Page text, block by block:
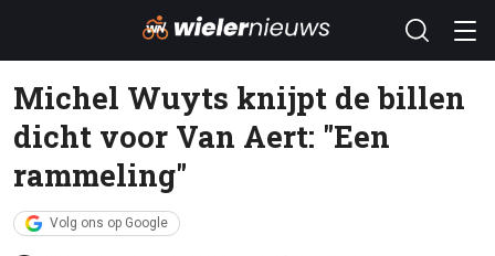
Michel Wuyts knijpt de billen
dicht voor Van Aert: "Een
rammeling"
Volg ons op Google